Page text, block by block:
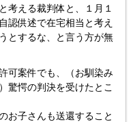
考える裁判体と、１月１
認供述で在宅相当と考え
とするな、と言う方が無
可案件でも、（お馴染み
驚愕の判決を受けたとこ
お子さんも送還すること